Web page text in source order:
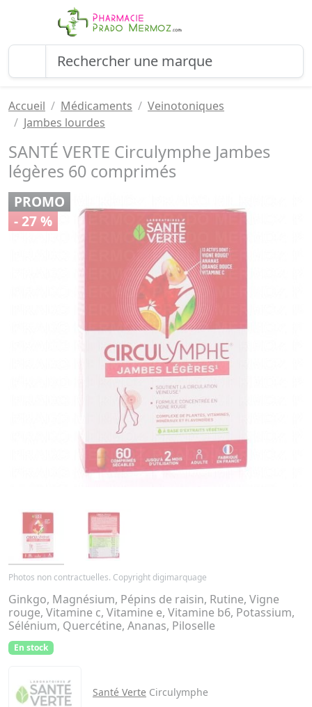
Accueil Médicaments
Veinotoniques
Jambes lourdes
SANTÉ VERTE Circulymphe Jambes
légères 60 comprimés
PROMO
- 27 %
Photos non contractuelles. Copyright digimarquage
Ginkgo, Magnésium, Pépins de raisin, Rutine, Vigne
rouge, Vitamine c, Vitamine e, Vitamine b6, Potassium,
Sélénium, Quercétine, Ananas, Piloselle
En stock
Santé Verte Circulymphe